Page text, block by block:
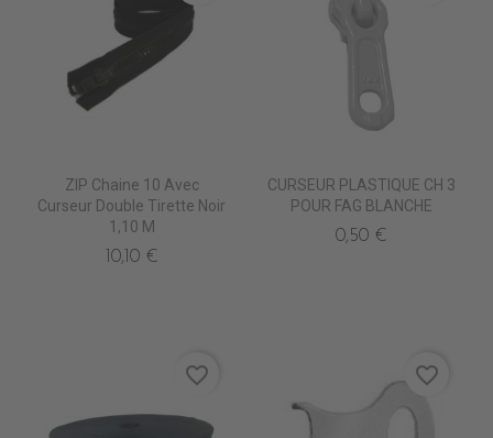
ZIP Chaine 10 Avec
Curseur Double Tirette Noir
1,10 M
10,10 €
CURSEUR PLASTIQUE CH 3
POUR FAG BLANCHE
0,50 €
favorite_border favorite_border